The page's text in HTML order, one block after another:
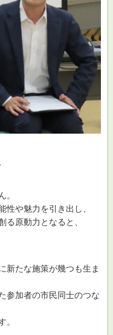
。
性や魅力を引き出し、
る原動力となると、
新たな施策が幾つも生ま
参加者の市民同士のつな
。